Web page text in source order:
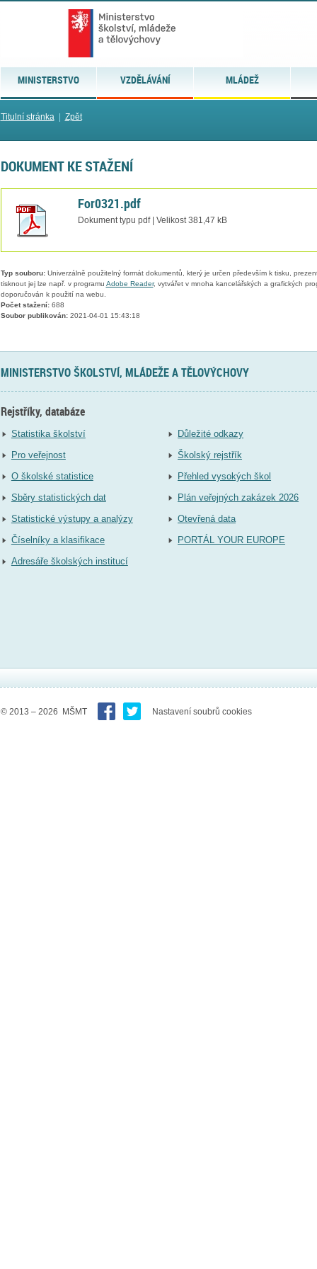
MINISTERSTVO VZDĚLÁVÁNÍ MLÁDEŽ
Titulní stránka| Zpět
DOKUMENT KE STAŽENÍ
For0321.pdf
Dokument typu pdf | Velikost 381,47 kB
Typ souboru:Univerzálně použitelný formát dokumentů, který je určen především k tisku,
tisknout jej lze např. v programu Adobe Reader, vytvářet v mnoha kancelářských a grafických
doporučován k použití na webu.
Počet stažení:688
Soubor publikován:2021-04-01 15:43:18
MINISTERSTVO ŠKOLSTVÍ, MLÁDEŽE A TĚLOVÝCHOVY
Rejstříky, databáze
Statistika školství
Pro veřejnost
O školské statistice
Sběry statistických dat
Statistické výstupy a analýzy
Číselníky a klasifikace
Adresáře školských institucí
Důležité odkazy
Školský rejstřík
Přehled vysokých škol
Plán veřejných zakázek 2026
Otevřená data
PORTÁL YOUR EUROPE
© 2013 – 2026 MŠMT Nastavení soubrů cookies